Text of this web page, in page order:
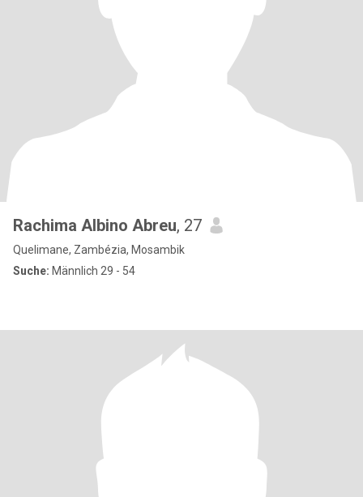
Rachima Albino Abreu, 27
Quelimane, Zambézia, Mosambik
Suche: Männlich 29 - 54